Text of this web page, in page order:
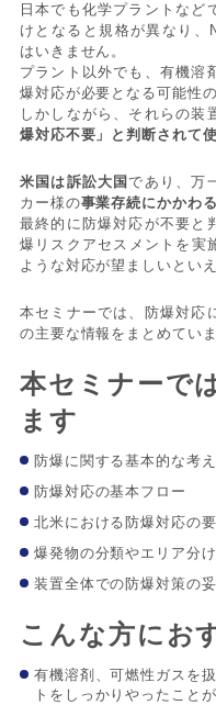
日本でも化学プラントなど
けとなると規格が異なり
はいきません。
プラント以外でも、有機溶
爆対応が必要となる可能性
しかしながら、それらの装
爆対応不要」と判断されて
米国は訴訟大国であり、万
カー様の事業存続にかかわ
最終的に防爆対応が不要と
爆リスクアセスメントを実
ような対応が望ましいといえ
本セミナーでは、防爆対応
の主要な情報をまとめていま
本セミナーで
ます
防爆に関する基本的な考
防爆対応の基本フロー
北米における防爆対応の
爆発物の分類やエリア分
装置全体での防爆対策の
こんな方にお
有機溶剤、可燃性ガスを
トをしっかりやったこと